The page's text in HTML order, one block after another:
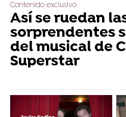
Contenido exclusivo
Así se ruedan
sorprendentes
del musical de
Superstar